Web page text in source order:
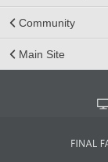
Community
Main Site